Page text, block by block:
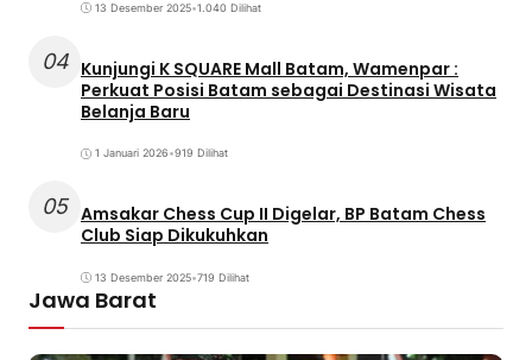
13 Desember 2025•1.040 Dilihat
04 Kunjungi K SQUARE Mall Batam, Wamenpar :
Perkuat Posisi Batam sebagai Destinasi Wisata
Belanja Baru
1 Januari 2026•919 Dilihat
05 Amsakar Chess Cup II Digelar, BP Batam Chess
Club Siap Dikukuhkan
13 Desember 2025•719 Dilihat
Jawa Barat